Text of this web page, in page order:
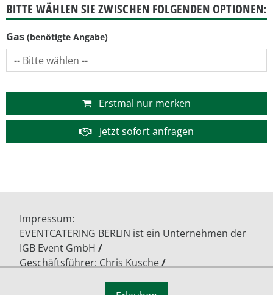
BITTE WÄHLEN SIE ZWISCHEN FOLGENDEN OPTIONEN:
Gas
Erstmal nur merken
Jetzt sofort anfragen
Impressum
EVENTCATERING BERLIN ist ein Unternehmen der
IGB Event GmbH
Geschäftsführer: Chris Kusche
Anfrageformular Steuer: DE311353961